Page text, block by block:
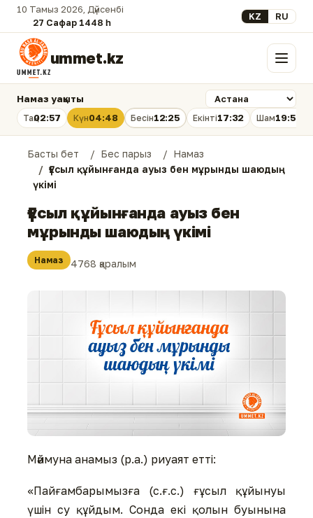
10 Тамыз 2026, Дүйсенбі
27 Сафар 1448 һ.
Select your
KZ RU
ummet.kz Мәзір
Намаз уақыты
Таң02:57 Күн04:48 Бесін12:25 Екінті17:32 Шам19:51
Басты бет Бес парыз
Намаз
Ғұсыл құйынғанда ауыз бен мұрынды шаюдың
үкімі
Ғұсыл құйынғанда ауыз бен
мұрынды шаюдың үкімі
Намаз 4768 қаралым
Мәймуна анамыз (р.а.) риуаят етті:
«Пайғамбарымызға (с.ғ.с.) ғұсыл құйынуы
үшін су құйдым. Сонда екі қолын буынына